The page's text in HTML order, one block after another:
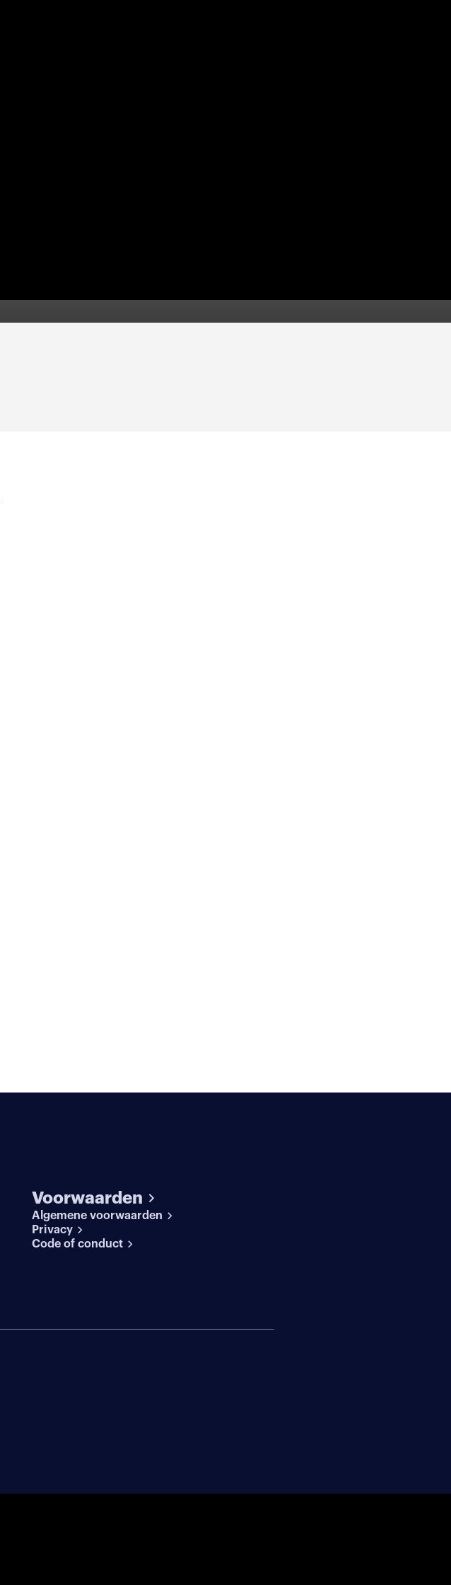
Voorwaarden
Algemene voorwaarden
Privacy
Code of conduct